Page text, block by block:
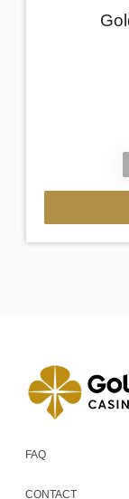
FAQ
CONTACT